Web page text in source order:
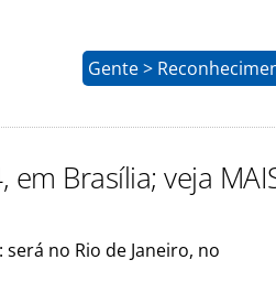
Gente >
Brasília; veja
no Rio de Janeiro, no